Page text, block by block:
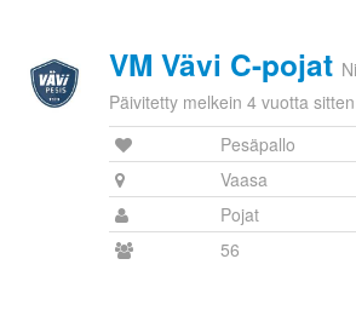
VM Vävi C-pojat
Päivitetty melkein 4 vuotta sitten
Pesäpallo
Vaasa
Pojat
56